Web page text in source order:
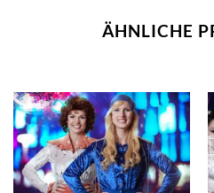
ÄHNLICHE